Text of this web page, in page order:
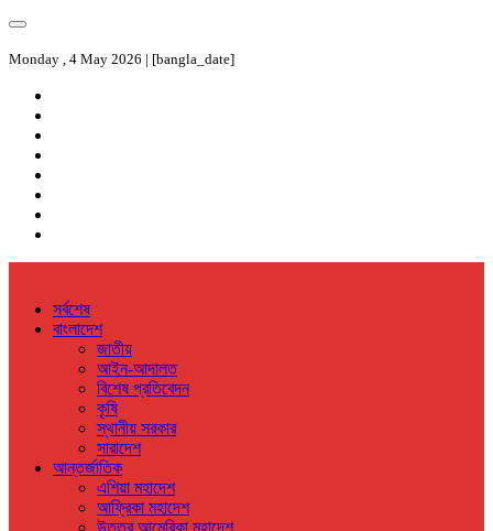
Monday , 4 May 2026 | [bangla_date]
সর্বশেষ
বাংলাদেশ
জাতীয়
আইন-আদালত
বিশেষ প্রতিবেদন
কৃষি
স্থানীয় সরকার
সারাদেশ
আন্তর্জাতিক
এশিয়া মহাদেশ
আফ্রিকা মহাদেশ
উত্তর আমেরিকা মহাদেশ